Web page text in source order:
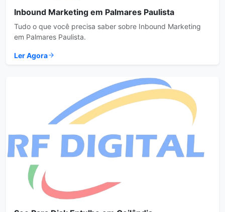
Inbound Marketing em Palmares Paulista
Tudo o que você precisa saber sobre Inbound Marketing
em Palmares Paulista.
Ler Agora